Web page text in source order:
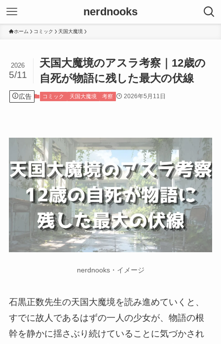
nerdnooks
ホーム コミック 天国大魔境
天国大魔境のアスラ考察｜12歳の
自死が物語に残した最大の伏線
2026
5/11
広告 コミック 天国大魔境 考察 2026年5月11日
nerdnooks・イメージ
石黒正数先生の天国大魔境を読み進めていくと、
すでに故人であるはずの一人の少女が、物語の根
幹を静かに揺さぶり続けていることに気づかされ